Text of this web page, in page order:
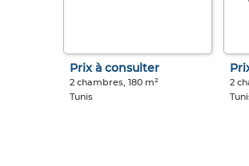
Prix à consulter
2 chambres, 180 m²
Tunis
2